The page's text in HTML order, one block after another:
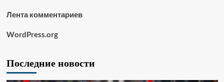
Лента комментариев
WordPress.org
Последние новости